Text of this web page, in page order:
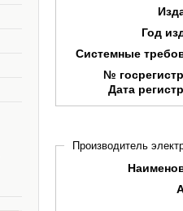
Год
Системные
№
Дата
Производитель